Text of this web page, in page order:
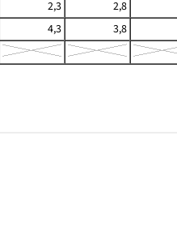
2,3 2,8
4,3 3,8